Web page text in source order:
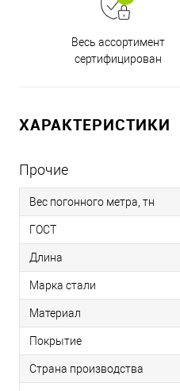
Весь ассортимент
сертифицирован
ХАРАКТЕРИСТИКИ
Прочие
Вес погонного метра, тн
ГОСТ
Длина
Марка стали
Материал
Покрытие
Страна производства